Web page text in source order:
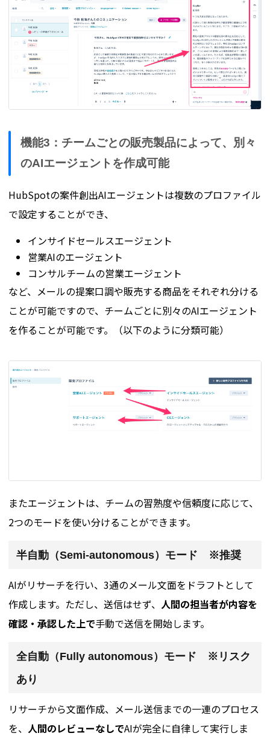
機能3：チームごとの販売製品によって、別々
のAIエージェントを作成可能
HubSpotの案件創出AIエージェントは複数のプロファイル
で設定することができ、
インサイドセールスエージェント
営業AIのエージェント
コンサルチームの営業エージェント
など、メールの提案口調や販売する商品をそれぞれ分ける
ことが可能ですので、チームごとに別々のAIエージェント
を作ることが可能です。（以下のように分類可能）
またエージェントは、チームの習熟度や信頼度に応じて、
2つのモードを使い分けることができます。
半自動（Semi-autonomous）モード ※推奨
AIがリサーチを行い、3通のメール文面をドラフトとして
作成します。ただし、送信はせず、人間の担当者が内容を
確認・承認した上で手動で送信を開始します。
全自動（Fully autonomous）モード ※リスク
あり
リサーチから文面作成、メール送信までの一連のプロセス
を、人間のレビューなしでAIが完全に自律して実行しま